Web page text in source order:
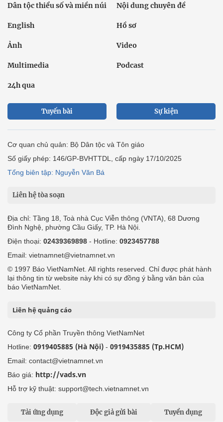
Dân tộc thiểu số và miền núi Nội dung chuyên đề
English Hồ sơ
Ảnh Video
Multimedia Podcast
24h qua
Tuyến bài Sự kiện
Cơ quan chủ quản: Bộ Dân tộc và Tôn giáo
Số giấy phép: 146/GP-BVHTTDL, cấp ngày 17/10/2025
Tổng biên tập: Nguyễn Văn Bá
Liên hệ tòa soạn
Địa chỉ: Tầng 18, Toà nhà Cục Viễn thông (VNTA), 68 Dương
Đình Nghệ, phường Cầu Giấy, TP. Hà Nội.
Điện thoại: 02439369898 - Hotline: 0923457788
Email: vietnamnet@vietnamnet.vn
© 1997 Báo VietNamNet. All rights reserved. Chỉ được phát hành
lại thông tin từ website này khi có sự đồng ý bằng văn bản của
báo VietNamNet.
Liên hệ quảng cáo
Công ty Cổ phần Truyền thông VietNamNet
Hotline: 0919405885 (Hà Nội) - 0919435885 (Tp.HCM)
Email: contact@vietnamnet.vn
Báo giá: http://vads.vn
Hỗ trợ kỹ thuật: support@tech.vietnamnet.vn
Tải ứng dụng Độc giả gửi bài Tuyển dụng